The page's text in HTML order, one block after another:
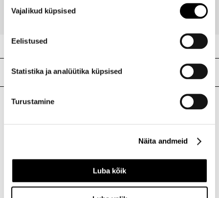
valik
Vajalikud küpsised
Eelistused
Statistika ja analüütika küpsised
Turustamine
Näita andmeid
Luba kõik
Meie poed